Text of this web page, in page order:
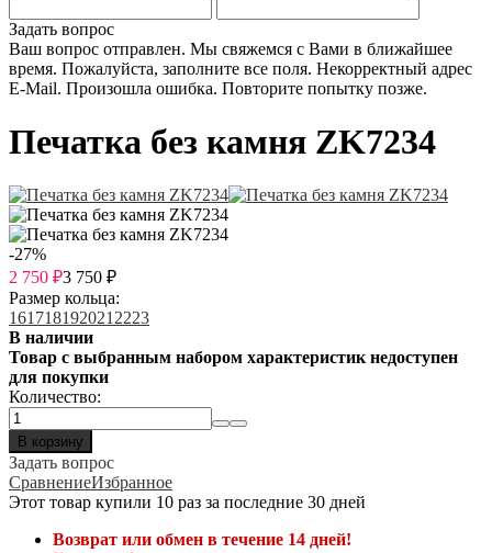
Задать вопрос
Ваш вопрос отправлен. Мы свяжемся с Вами в ближайшее
время. Пожалуйста, заполните все поля. Некорректный адрес
E-Mail. Произошла ошибка. Повторите попытку позже.
Печатка без камня ZK7234
-27%
2 750 ₽3 750 ₽
Размер кольца:
1617181920212223
В наличии
Товар с выбранным набором характеристик недоступен
для покупки
Количество:
В корзину
Задать вопрос
СравнениеИзбранное
Этот товар купили 10 раз за последние 30 дней
Возврат или обмен в течение 14 дней!